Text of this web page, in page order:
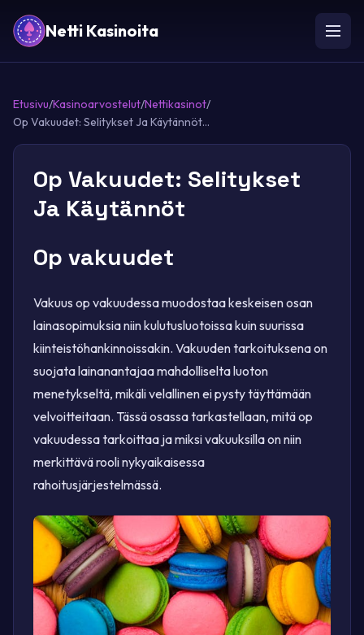
Netti Kasinoita
Etusivu/Kasinoarvostelut/Nettikasinot/
Op Vakuudet: Selitykset Ja Käytännöt...
Op Vakuudet: Selitykset
Ja Käytännöt
Op vakuudet
Vakuus op vakuudessa muodostaa keskeisen osan
lainasopimuksia niin kulutusluotoissa kuin suurissa
kiinteistöhankinnoissakin. Vakuuden tarkoituksena on
suojata lainanantajaa mahdolliselta luoton
menetykseltä, mikäli velallinen ei pysty täyttämään
velvoitteitaan. Tässä osassa tarkastellaan, mitä op
vakuudessa tarkoittaa ja miksi vakuuksilla on niin
merkittävä rooli nykyaikaisessa
rahoitusjärjestelmässä.